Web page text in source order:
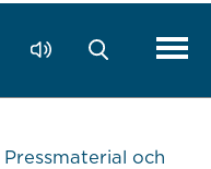
Pressmaterial och